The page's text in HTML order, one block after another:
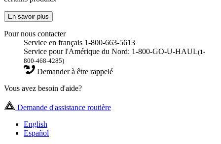
En savoir plus
Pour nous contacter
Service en français 1-800-663-5613
Service pour l'Amérique du Nord: 1-800-GO-U-HAUL(1-
800-468-4285)
Demander à être rappelé
Vous avez besoin d'aide?
Demande d'assistance routière
English
Español